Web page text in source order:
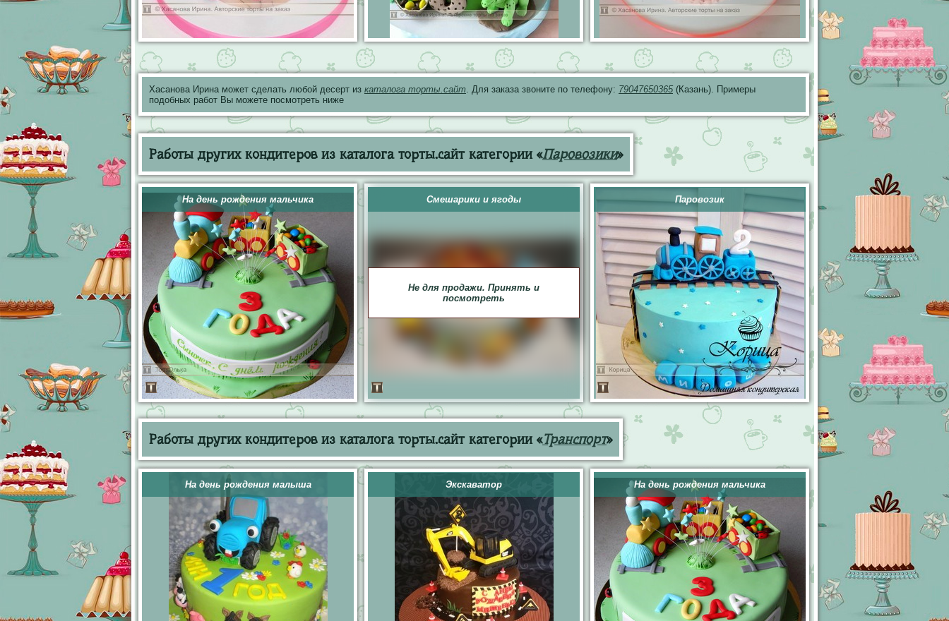
Хасанова Ирина может сделать любой десерт из каталога торты.сайт . Для заказа звоните по телефону: 79047650365 (Казань). Примеры
подобных работ Вы можете посмотреть ниже
Работы других кондитеров из каталога торты.сайт категории «Паровозики»
На день рождения мальчика Смешарики и ягоды
Не для продажи. Принять и
посмотреть
Паровозик
Работы других кондитеров из каталога торты.сайт категории «Транспорт»
На день рождения малыша Экскаватор На день рождения мальчика